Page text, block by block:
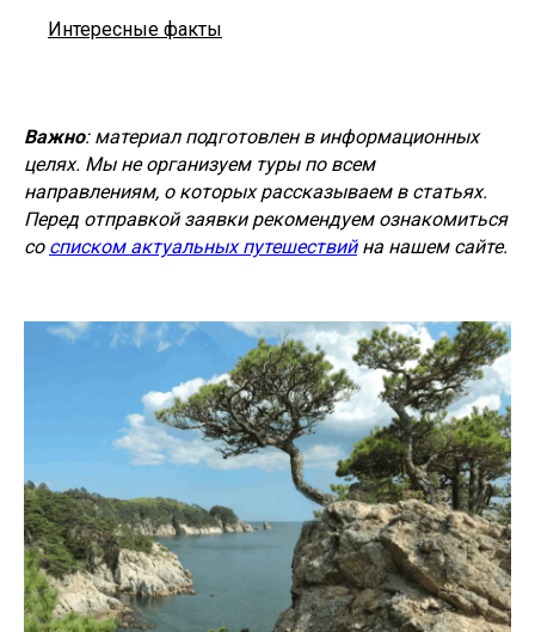
Интересные факты
Важно: материал подготовлен в информационных
целях. Мы не организуем туры по всем
направлениям, о которых рассказываем в статьях.
Перед отправкой заявки рекомендуем ознакомиться
со списком актуальных путешествийна нашем сайте.